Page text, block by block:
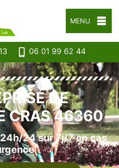
MENU
06 01 99 62 44
DE
CRAS 46360
24 sur 7j/7 en cas